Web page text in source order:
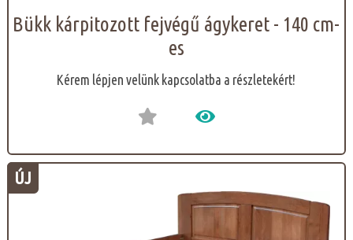
Bükk kárpitozott fejvégű ágykeret - 140 cm-
es
Kérem lépjen velünk kapcsolatba a részletekért!
ÚJ